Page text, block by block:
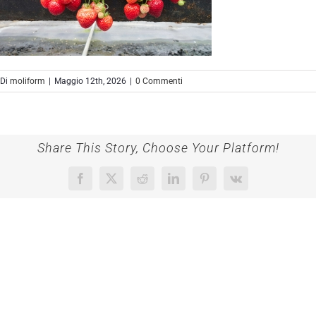
Di moliform Maggio 12th, 2026 0 Commenti
Share This Story, Choose Your Platform!
Facebook
X RedditLinkedInPinterest
Vk